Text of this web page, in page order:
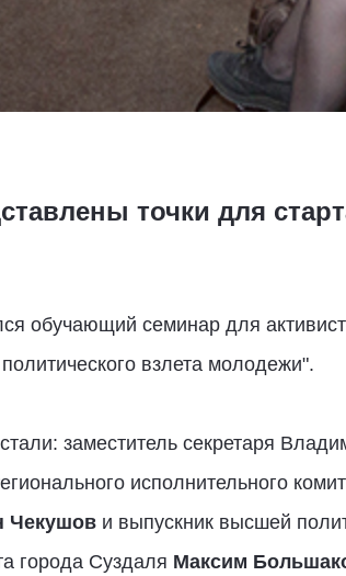
точки для
обучающий семинар для
взлета молодежи".
заместитель секретаря
исполнительного
Чекушови выпускник высшей
города Суздаля Максим